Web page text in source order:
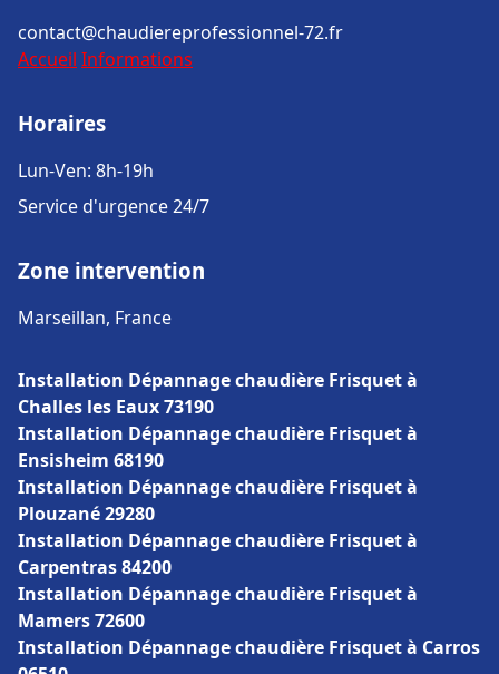
contact@chaudiereprofessionnel-72.fr
Accueil Informations
Horaires
Lun-Ven: 8h-19h
Service d'urgence 24/7
Zone intervention
Marseillan, France
Installation Dépannage chaudière Frisquet à
Challes les Eaux 73190
Installation Dépannage chaudière Frisquet à
Ensisheim 68190
Installation Dépannage chaudière Frisquet à
Plouzané 29280
Installation Dépannage chaudière Frisquet à
Carpentras 84200
Installation Dépannage chaudière Frisquet à
Mamers 72600
Installation Dépannage chaudière Frisquet à Carros